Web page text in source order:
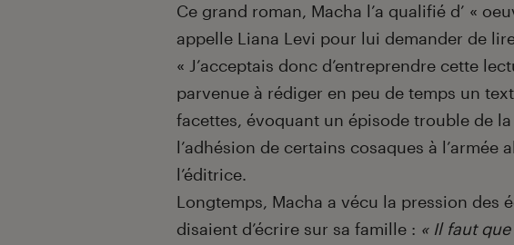
Ce grand roman, Macha l’a qualifié d’ «
appelle Liana Levi pour lui demander de
« J’acceptais donc d’entreprendre cette
parvenue à rédiger en peu de temps un
facettes, évoquant un épisode trouble de
l’adhésion de certains cosaques à l’armée
l’éditrice.
Longtemps, Macha a vécu la pression des
disaient d’écrire sur sa famille : « Il faut